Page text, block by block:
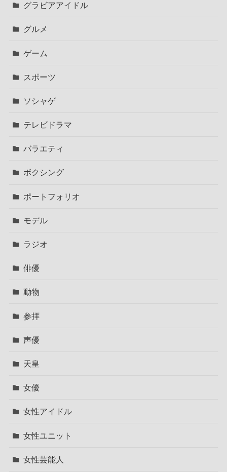
グラビアアイドル
グルメ
ゲーム
スポーツ
ソシャゲ
テレビドラマ
バラエティ
ボクシング
ポートフォリオ
モデル
ラジオ
俳優
動物
参拝
声優
天皇
女優
女性アイドル
女性ユニット
女性芸能人